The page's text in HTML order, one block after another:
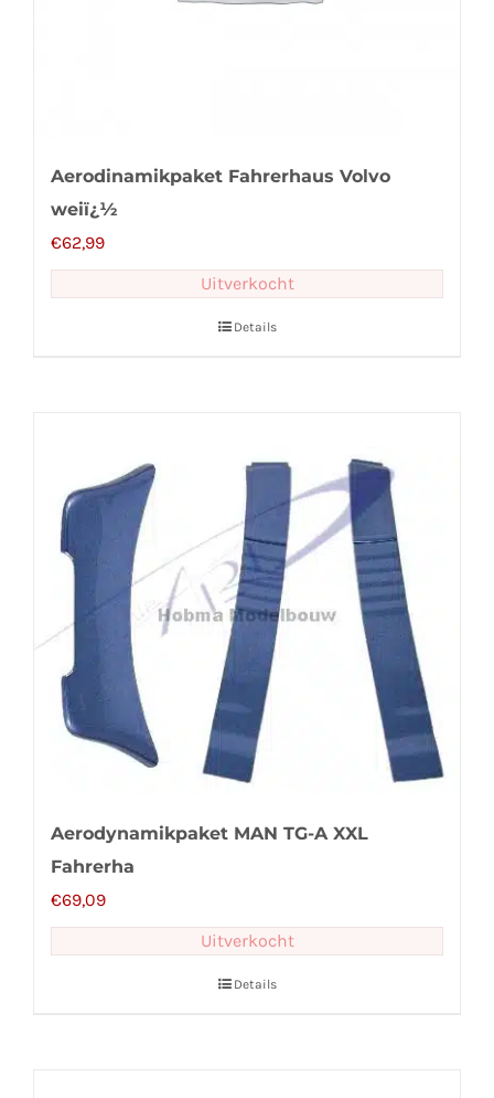
Aerodinamikpaket Fahrerhaus Volvo
weiï¿½
€62,99
Uitverkocht
Details
Aerodynamikpaket MAN TG-A XXL
Fahrerha
€69,09
Uitverkocht
Details